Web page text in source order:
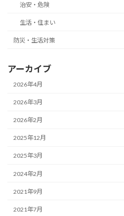
治安・危険
生活・住まい
防災・生活対策
アーカイブ
2026年4月
2026年3月
2026年2月
2025年12月
2025年3月
2024年2月
2021年9月
2021年7月